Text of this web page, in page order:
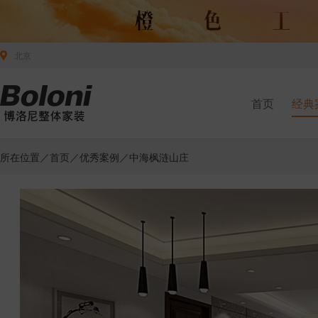
首页 经典
所在位置／首页 ／优秀案例 ／中海枫涟山庄